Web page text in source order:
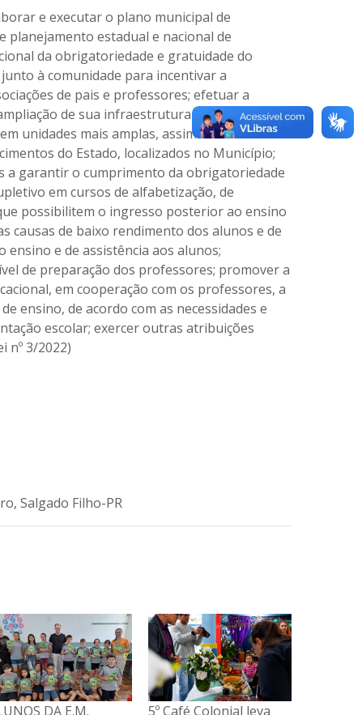
e executar o plano municipal de
planejamento estadual e nacional de
da obrigatoriedade e gratuidade do
à comunidade para incentivar a
de pais e professores; efetuar a
de sua infraestrutura física; executar
unidades mais amplas, assim como o
do Estado, localizados no Município;
a garantir o cumprimento da obrigatoriedade
em cursos de alfabetização, de
possibilitem o ingresso posterior ao ensino
causas de baixo rendimento dos alunos e de
e de assistência aos alunos;
de preparação dos professores; promover a
em cooperação com os professores, a
ensino, de acordo com as necessidades e
escolar; exercer outras atribuições
nº3/2022)
Salgado Filho-PR
Café Colonial leva
Administração e